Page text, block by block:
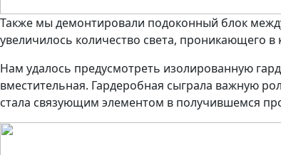
Также мы демонтировали подоконный блок
увеличилось количество света, проникающего в
Нам удалось предусмотреть изолированную
вместительная. Гардеробная сыграла важную
стала связующим элементом в получившемся